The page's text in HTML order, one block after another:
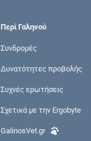
Περί Γαληνού
Συνδρομές
Δυνατότητες προβολής
Συχνές ερωτήσεις
Σχετικά με την Ergobyte
GalinosVet.gr